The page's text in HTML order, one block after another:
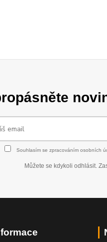
Souhlasím se zpracováním osobních
Můžete se kdykoli odhlásit.